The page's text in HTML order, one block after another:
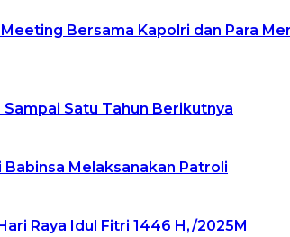
Bersama Kapolri dan Para
Satu Tahun Berikutnya
Melaksanakan Patroli
Raya Idul Fitri 1446 H,/2025M